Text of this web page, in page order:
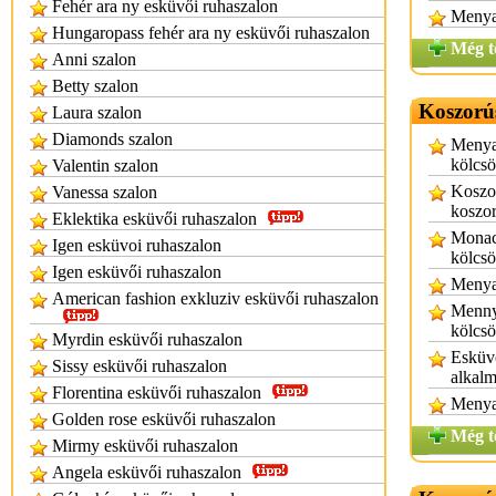
Fehér ara ny esküvői ruhaszalon
Hungaropass fehér ara ny esküvői ruhaszalon
Anni szalon
Betty szalon
Laura szalon
Diamonds szalon
Valentin szalon
Vanessa szalon
Eklektika esküvői ruhaszalon
Igen esküvoi ruhaszalon
Igen esküvői ruhaszalon
American fashion exkluziv esküvői ruhaszalon
Myrdin esküvői ruhaszalon
Sissy esküvői ruhaszalon
Florentina esküvői ruhaszalon
Golden rose esküvői ruhaszalon
Mirmy esküvői ruhaszalon
Angela esküvői ruhaszalon
Még
Még